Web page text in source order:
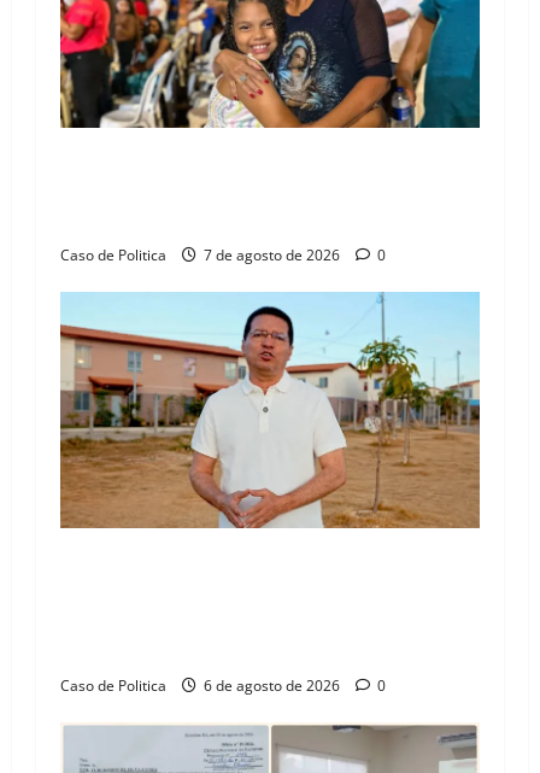
a
t
i
Caso de Politica 7 de agosto de 2026 0
Caso de Politica 6 de agosto de 2026 0